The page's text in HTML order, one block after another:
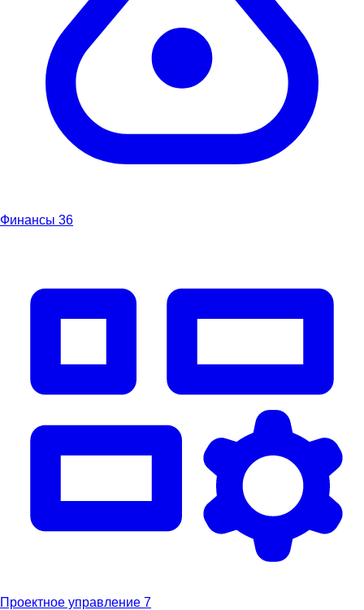
Финансы 36
Проектное управление 7